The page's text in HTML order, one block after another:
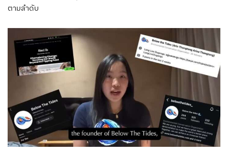
ตามลำดับ